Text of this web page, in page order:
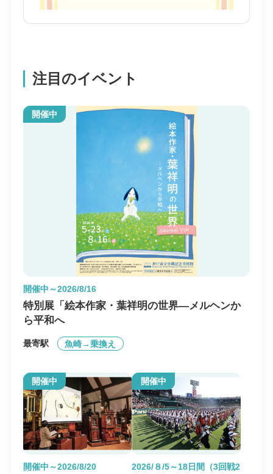
注目のイベント
開催中
開催中～2026/8/16
特別展「絵本作家・葉祥明の世界―メルヘンか
ら平和へ
最寄駅 魚崎→乗換え
開催中
開催中～2026/8/20
開催中
2026/８/5～18日間（3回戦2